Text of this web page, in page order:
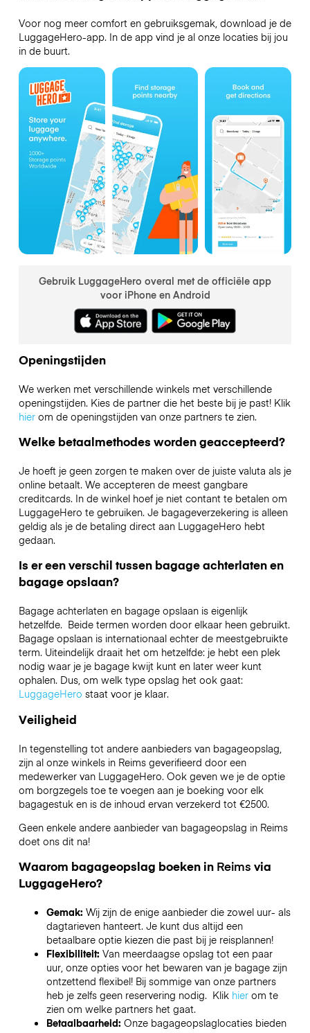
Voor nog meer comfort en gebruiksgemak, download je de
LuggageHero-app. In de app vind je al onze locaties bij jou
in de buurt.
Gebruik LuggageHero overal met de officiële app
voor iPhone en Android
Openingstijden
We werken met verschillende winkels met verschillende
openingstijden. Kies de partner die het beste bij je past! Klik
hierom de openingstijden van onze partners te zien.
Welke betaalmethodes worden geaccepteerd?
Je hoeft je geen zorgen te maken over de juiste valuta als je
online betaalt. We accepteren de meest gangbare
creditcards. In de winkel hoef je niet contant te betalen om
LuggageHero te gebruiken. Je bagageverzekering is alleen
geldig als je de betaling direct aan LuggageHero hebt
gedaan.
Is er een verschil tussen bagage achterlaten en
bagage opslaan?
Bagage achterlaten en bagage opslaan is eigenlijk
hetzelfde. Beide termen worden door elkaar heen gebruikt.
Bagage opslaan is internationaal echter de meestgebruikte
term. Uiteindelijk draait het om hetzelfde: je hebt een plek
nodig waar je je bagage kwijt kunt en later weer kunt
ophalen. Dus, om welk type opslag het ook gaat:
LuggageHero staat voor je klaar.
Veiligheid
In tegenstelling tot andere aanbieders van bagageopslag,
zijn al onze winkels in Reimsgeverifieerd door een
medewerker van LuggageHero. Ook geven we je de optie
om borgzegels toe te voegen aan je boeking voor elk
bagagestuk en is de inhoud ervan verzekerd tot €2500.
Geen enkele andere aanbieder van bagageopslag in Reims
doet ons dit na!
Waarom bagageopslag boeken in Reims via
LuggageHero?
Gemak: Wij zijn de enige aanbieder die zowel uur- als
dagtarieven hanteert. Je kunt dus altijd een
betaalbare optie kiezen die past bij je reisplannen!
Flexibiliteit: Van meerdaagse opslag tot een paar
uur, onze opties voor het bewaren van je bagage zijn
ontzettend flexibel! Bij sommige van onze partners
heb je zelfs geen reservering nodig. Klik hierom te
zien om welke partners het gaat.
Betaalbaarheid: Onze bagageopslaglocaties bieden